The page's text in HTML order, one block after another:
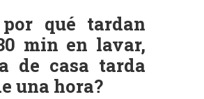
por qué tardan
min en lavar,
de casa tarda
una hora?